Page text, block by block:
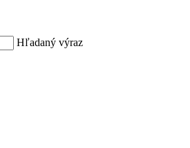
Hľadaný výraz